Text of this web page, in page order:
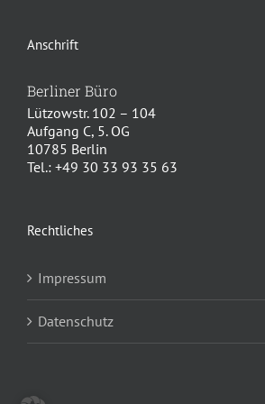
Anschrift
Berliner Büro
Lützowstr. 102 – 104
Aufgang C, 5. OG
10785 Berlin
Tel.: +49 30 33 93 35 63
Rechtliches
Impressum
Datenschutz